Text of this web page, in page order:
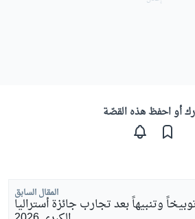
أو احفظ هذه القصّة
المقال السابق
وتنبيهاً بعد تجارب جائزة أستراليا